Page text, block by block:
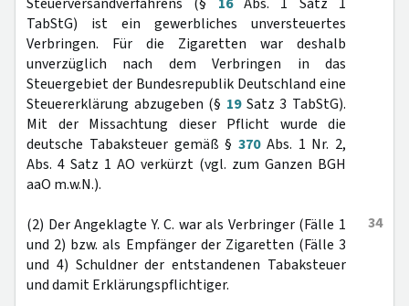
TabStG) ist ein gewerbliches unversteuertes
Verbringen. Für die Zigaretten war deshalb
unverzüglich nach dem Verbringen in das
Steuergebiet der Bundesrepublik Deutschland eine
Steuererklärung abzugeben (§ 19Satz 3 TabStG).
Mit der Missachtung dieser Pflicht wurde die
deutsche Tabaksteuer gemäß § 370Abs. 1 Nr. 2,
Abs. 4 Satz 1 AO verkürzt (vgl. zum Ganzen BGH
aaO m.w.N.).
34
(2) Der Angeklagte Y. C. war als Verbringer (Fälle 1
und 2) bzw. als Empfänger der Zigaretten (Fälle 3
und 4) Schuldner der entstandenen Tabaksteuer
und damit Erklärungspflichtiger.